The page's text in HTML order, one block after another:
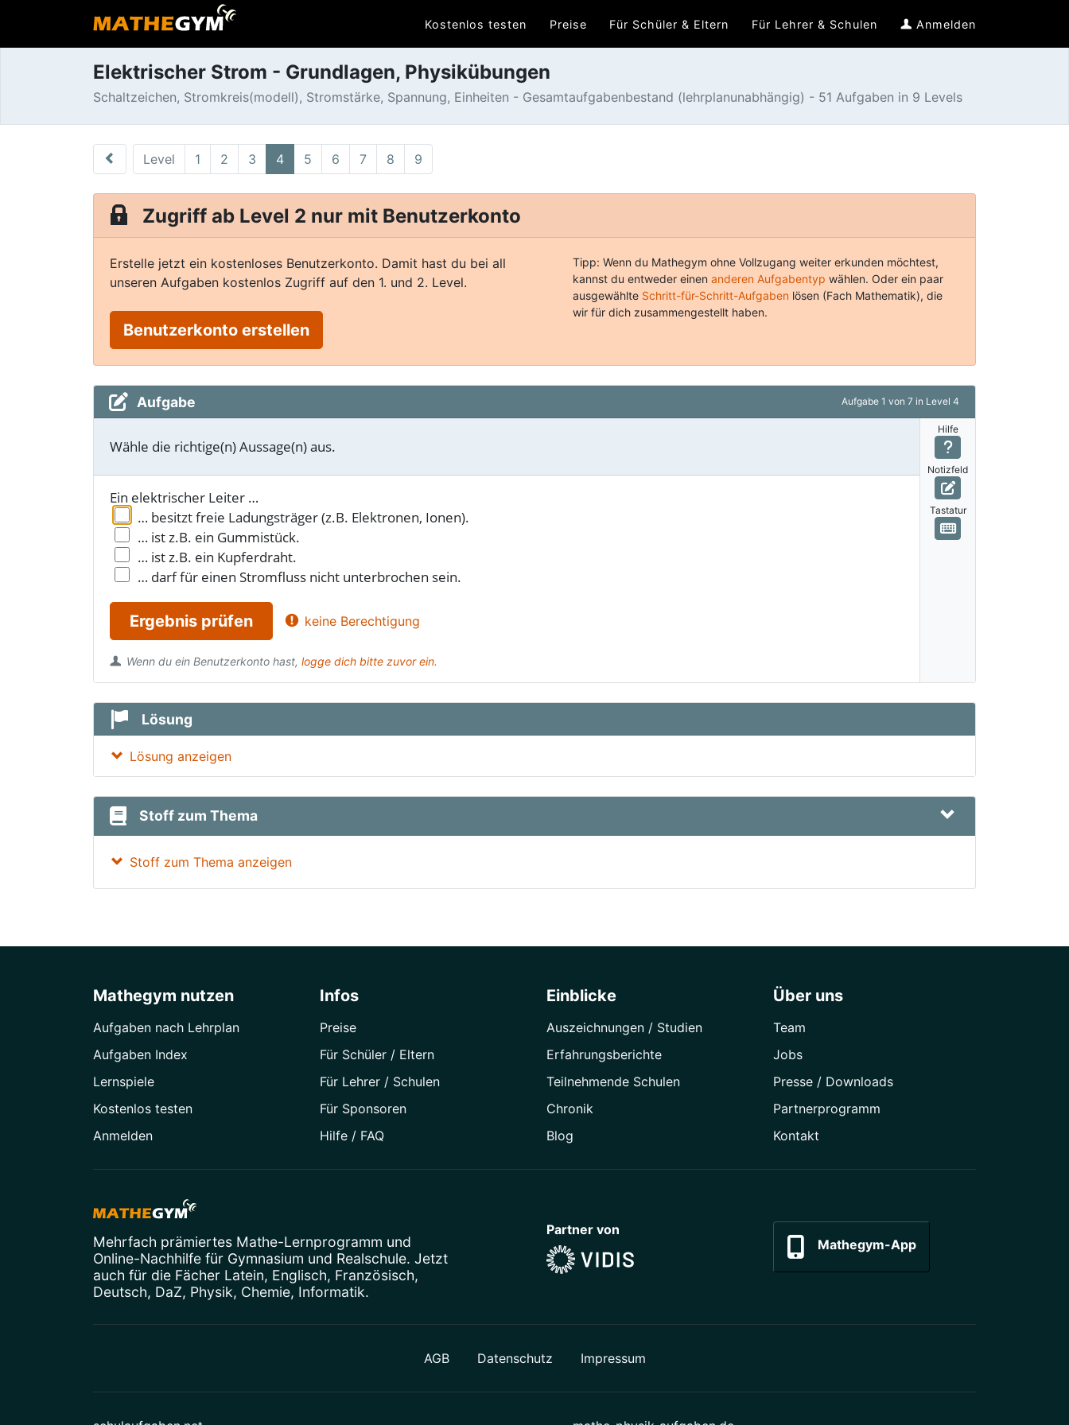
Kostenlos testen Preise Für Schüler & Eltern Für Lehrer & Schulen Anmelden
Elektrischer Strom - Grundlagen, Physikübungen
Schaltzeichen, Stromkreis(modell), Stromstärke, Spannung, Einheiten - Gesamtaufgabenbestand (lehrplanunabhängig) - 51 Aufgaben in 9 Levels
Level 1 2 3 4 5 6 7 8 9
Zugriff ab Level 2 nur mit Benutzerkonto
Erstelle jetzt ein kostenloses Benutzerkonto. Damit hast du bei all
unseren Aufgaben kostenlos Zugriff auf den 1. und 2. Level.
Benutzerkonto erstellen
Tipp: Wenn du Mathegym ohne Vollzugang weiter erkunden möchtest,
kannst du entweder einen anderen Aufgabentyp wählen. Oder ein paar
ausgewählte Schritt-für-Schritt-Aufgaben lösen (Fach Mathematik), die
wir für dich zusammengestellt haben.
Aufgabe Aufgabe 1 von 7 in Level 4
Wähle die richtige(n) Aussage(n) aus.
Ein elektrischer Leiter …
… besitzt freie Ladungsträger (z.B. Elektronen, Ionen).
… ist z.B. ein Gummistück.
… ist z.B. ein Kupferdraht.
… darf für einen Stromfluss nicht unterbrochen sein.
Ergebnis prüfen keine Berechtigung
Wenn du ein Benutzerkonto hast, logge dich bitte zuvor ein.
Hilfe
Notizfeld
Tastatur
Lösung
Lösung anzeigen
Stoff zum Thema
Stoff zum Thema anzeigen
Mathegym nutzen
Aufgaben nach Lehrplan
Aufgaben Index
Lernspiele
Kostenlos testen
Anmelden
Infos
Preise
Für Schüler / Eltern
Für Lehrer / Schulen
Für Sponsoren
Hilfe / FAQ
Einblicke
Auszeichnungen / Studien
Erfahrungsberichte
Teilnehmende Schulen
Chronik
Blog
Über uns
Team
Jobs
Presse / Downloads
Partner­programm
Kontakt
Mehrfach prämiertes Mathe-Lernprogramm und
Online-Nachhilfe für Gymnasium und Realschule. Jetzt
auch für die Fächer Latein, Englisch, Französisch,
Deutsch, DaZ, Physik, Chemie, Informatik.
Partner von
Mathegym-App
AGB Datenschutz Impressum